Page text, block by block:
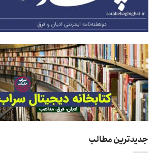
جدیدترین مطالب